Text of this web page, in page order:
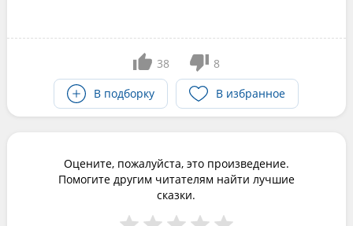
38
8
В подборку
В избранное
Оцените, пожалуйста, это произведение.
Помогите другим читателям найти лучшие
сказки.